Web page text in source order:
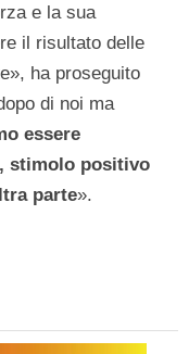
e la sua
il risultato delle
ha proseguito
di noi ma
essere
stimolo positivo
parte».